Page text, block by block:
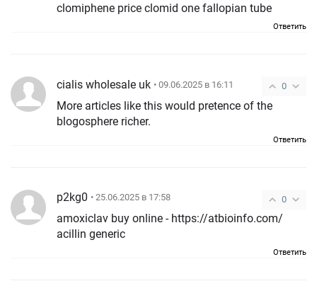
clomiphene price clomid one fallopian tube
Ответить
0
cialis wholesale uk • 09.06.2025 в 16:11
More articles like this would pretence of the
blogosphere richer.
Ответить
0
p2kg0 • 25.06.2025 в 17:58
amoxiclav buy online - https://atbioinfo.com/
acillin generic
Ответить